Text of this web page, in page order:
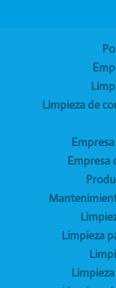
Limpieza de
Empresa
Limpieza